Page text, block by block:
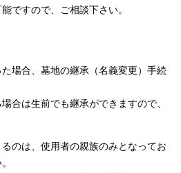
ですので、ご相談下さい。
場合、墓地の継承（名義変更）手続
合は生前でも継承ができますので、
のは、使用者の親族のみとなってお